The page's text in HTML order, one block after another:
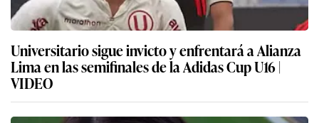
Universitario sigue invicto y enfrentará a Alianza
Lima en las semifinales de la Adidas Cup U16 |
VIDEO